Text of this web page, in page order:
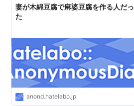
妻が木綿豆腐で麻婆豆腐を作る人だっ
た
anond.hatelabo.jp